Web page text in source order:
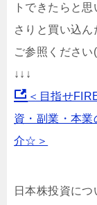
トできたらと
さりと買い込
ご参照ください
↓↓↓
＜目指せ
資・副業・本
介☆＞
日本株投資に